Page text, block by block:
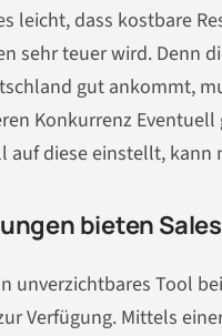
leicht, dass kostbare
sehr teuer wird. Denn
gut ankommt,
Konkurrenz
diese einstellt,
bieten
unverzichtbares Tool
Verfügung. Mittels